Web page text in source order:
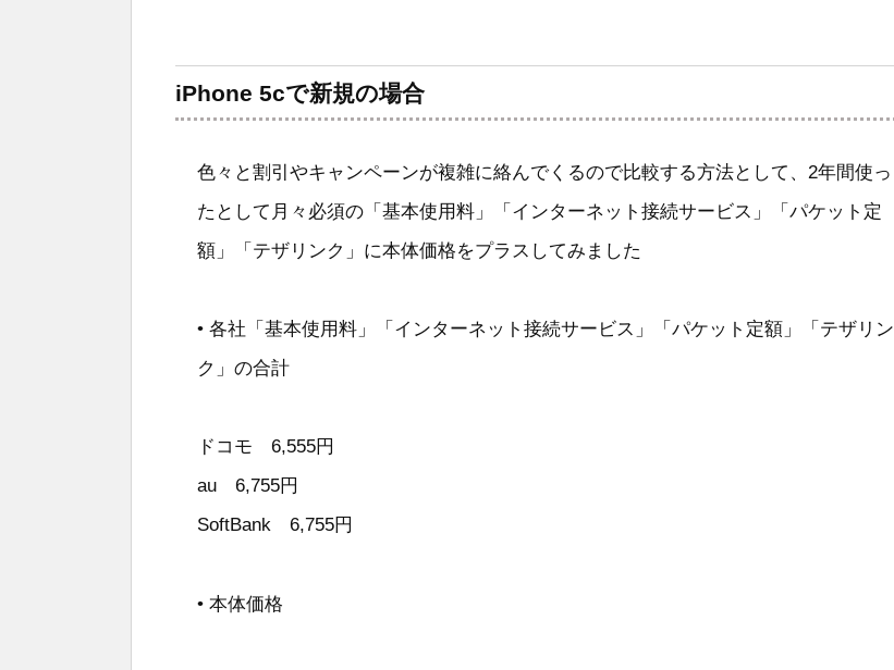
iPhone 5cで新規の場合
色々と割引やキャンペーンが複雑に絡んでくるので比較する方法として、2年間使っ
たとして月々必須の「基本使用料」「インターネット接続サービス」「パケット定
額」「テザリンク」に本体価格をプラスしてみました
• 各社「基本使用料」「インターネット接続サービス」「パケット定額」「テザリン
ク」の合計
ドコモ 6,555円
au 6,755円
SoftBank 6,755円
• 本体価格